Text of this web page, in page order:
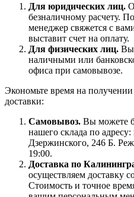
Для юридических лиц.
безналичному расчету.
менеджер свяжется с
выставит счет на оплату.
Для физических лиц. Вы
наличными или
офиса при самовывозе.
Экономьте время на получении
доставки:
Самовывоз. Вы можете
нашего склада по
Дзержинского, 246 Б.
19:00.
Доставка по
осуществляем доставку
Стоимость и точное